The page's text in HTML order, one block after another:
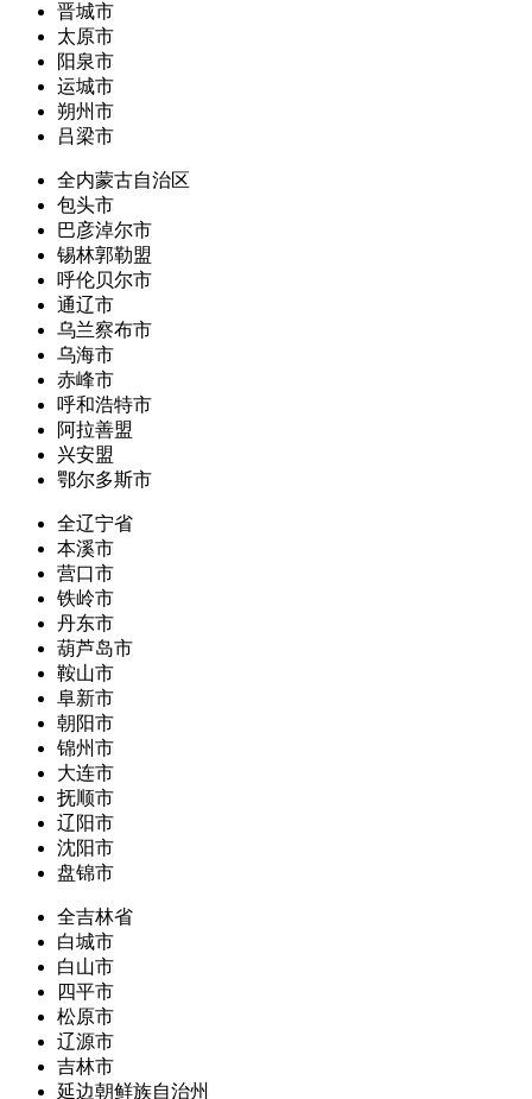
晋城市
太原市
阳泉市
运城市
朔州市
吕梁市
全内蒙古自治区
包头市
巴彦淖尔市
锡林郭勒盟
呼伦贝尔市
通辽市
乌兰察布市
乌海市
赤峰市
呼和浩特市
阿拉善盟
兴安盟
鄂尔多斯市
全辽宁省
本溪市
营口市
铁岭市
丹东市
葫芦岛市
鞍山市
阜新市
朝阳市
锦州市
大连市
抚顺市
辽阳市
沈阳市
盘锦市
全吉林省
白城市
白山市
四平市
松原市
辽源市
吉林市
延边朝鲜族自治州